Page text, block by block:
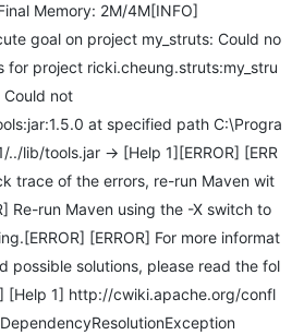
Memory: 2M/4M[INFO]
goal on project my_struts: Could no
for project ricki.cheung.struts:my_stru
Could not
at specified path C:\Progra
../lib/tools.jar -> [Help 1][ERROR] [ERR
trace of the errors, re-run Maven wit
Re-run Maven using the -X switch to
[ERROR] For more informat
possible solutions, please read the fol
[Help 1] http://cwiki.apache.org/confl